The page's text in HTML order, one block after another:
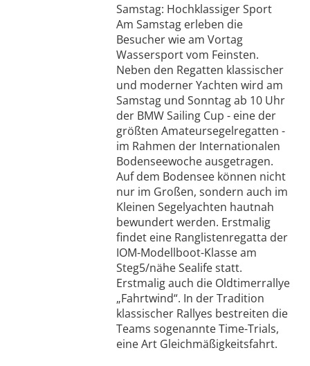
Samstag: Hochklassiger Sport
Am Samstag erleben die
Besucher wie am Vortag
Wassersport vom Feinsten.
Neben den Regatten klassischer
und moderner Yachten wird am
Samstag und Sonntag ab 10 Uhr
der BMW Sailing Cup - eine der
größten Amateursegelregatten -
im Rahmen der Internationalen
Bodenseewoche ausgetragen.
Auf dem Bodensee können nicht
nur im Großen, sondern auch im
Kleinen Segelyachten hautnah
bewundert werden. Erstmalig
findet eine Ranglistenregatta der
IOM-Modellboot-Klasse am
Steg5/nähe Sealife statt.
Erstmalig auch die Oldtimerrallye
„Fahrtwind“. In der Tradition
klassischer Rallyes bestreiten die
Teams sogenannte Time-Trials,
eine Art Gleichmäßigkeitsfahrt.